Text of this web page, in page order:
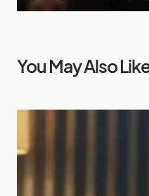
You May Also